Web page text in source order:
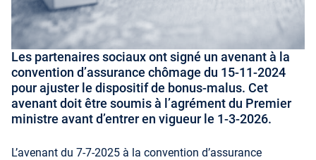
Les partenaires sociaux ont signé un avenant à la
convention d’assurance chômage du 15-11-2024
pour ajuster le dispositif de bonus-malus. Cet
avenant doit être soumis à l’agrément du Premier
ministre avant d’entrer en vigueur le 1-3-2026.
L’avenant du 7-7-2025 à la convention d’assurance